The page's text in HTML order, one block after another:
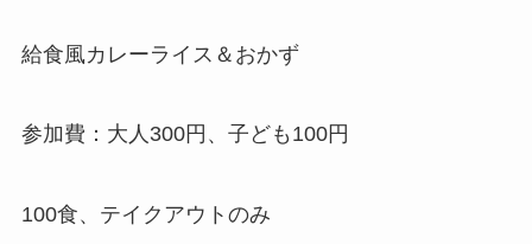
給食風カレーライス＆おかず
参加費：大人300円、子ども100円
100食、テイクアウトのみ